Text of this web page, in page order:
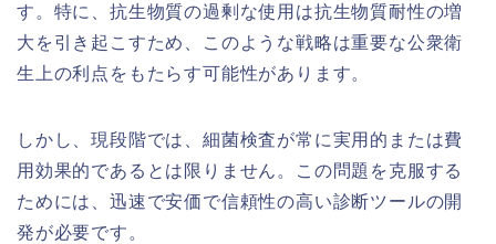
す。特に、抗生物質の過剰な使用は抗生物質耐性の増
大を引き起こすため、このような戦略は重要な公衆衛
生上の利点をもたらす可能性があります。
しかし、現段階では、細菌検査が常に実用的または費
用効果的であるとは限りません。この問題を克服する
ためには、迅速で安価で信頼性の高い診断ツールの開
発が必要です。